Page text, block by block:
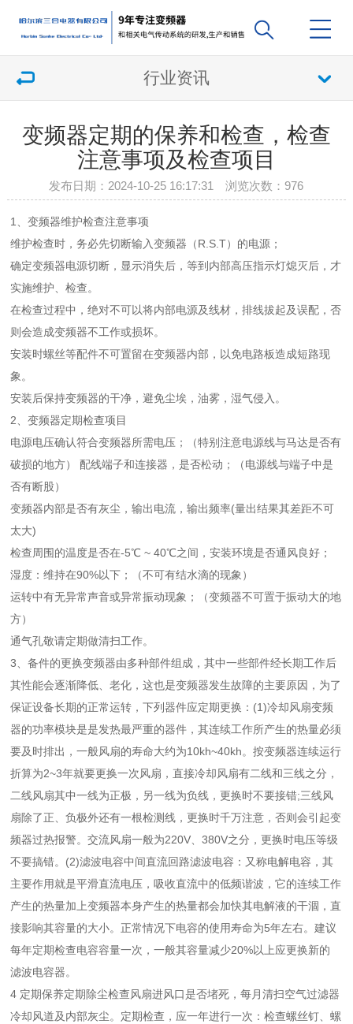
行业资讯
变频器定期的保养和检查，检查
注意事项及检查项目
发布日期：2024-10-25 16:17:31 浏览次数： 976
1、变频器维护检查注意事项
维护检查时，务必先切断输入变频器（R.S.T）的电源；
确定变频器电源切断，显示消失后，等到内部高压指示灯熄灭后，才
实施维护、检查。
在检查过程中，绝对不可以将内部电源及线材，排线拔起及误配，否
则会造成变频器不工作或损坏。
安装时螺丝等配件不可置留在变频器内部，以免电路板造成短路现
象。
安装后保持变频器的干净，避免尘埃，油雾，湿气侵入。
2、变频器定期检查项目
电源电压确认符合变频器所需电压；（特别注意电源线与马达是否有
破损的地方） 配线端子和连接器，是否松动；（电源线与端子中是
否有断股）
变频器内部是否有灰尘，输出电流，输出频率(量出结果其差距不可
太大)
检查周围的温度是否在-5℃ ~ 40℃之间，安装环境是否通风良好；
湿度：维持在90%以下；（不可有结水滴的现象）
运转中有无异常声音或异常振动现象；（变频器不可置于振动大的地
方）
通气孔敬请定期做清扫工作。
3、备件的更换变频器由多种部件组成，其中一些部件经长期工作后
其性能会逐渐降低、老化，这也是变频器发生故障的主要原因，为了
保证设备长期的正常运转，下列器件应定期更换：(1)冷却风扇变频
器的功率模块是是发热最严重的器件，其连续工作所产生的热量必须
要及时排出，一般风扇的寿命大约为10kh~40kh。按变频器连续运行
折算为2~3年就要更换一次风扇，直接冷却风扇有二线和三线之分，
二线风扇其中一线为正极，另一线为负线，更换时不要接错;三线风
扇除了正、负极外还有一根检测线，更换时千万注意，否则会引起变
频器过热报警。交流风扇一般为220V、380V之分，更换时电压等级
不要搞错。(2)滤波电容中间直流回路滤波电容：又称电解电容，其
主要作用就是平滑直流电压，吸收直流中的低频谐波，它的连续工作
产生的热量加上变频器本身产生的热量都会加快其电解液的干涸，直
接影响其容量的大小。正常情况下电容的使用寿命为5年左右。建议
每年定期检查电容容量一次，一般其容量减少20%以上应更换新的
滤波电容器。
4 定期保养定期除尘检查风扇进风口是否堵死，每月清扫空气过滤器
冷却风道及内部灰尘。定期检查，应一年进行一次：检查螺丝钉、螺